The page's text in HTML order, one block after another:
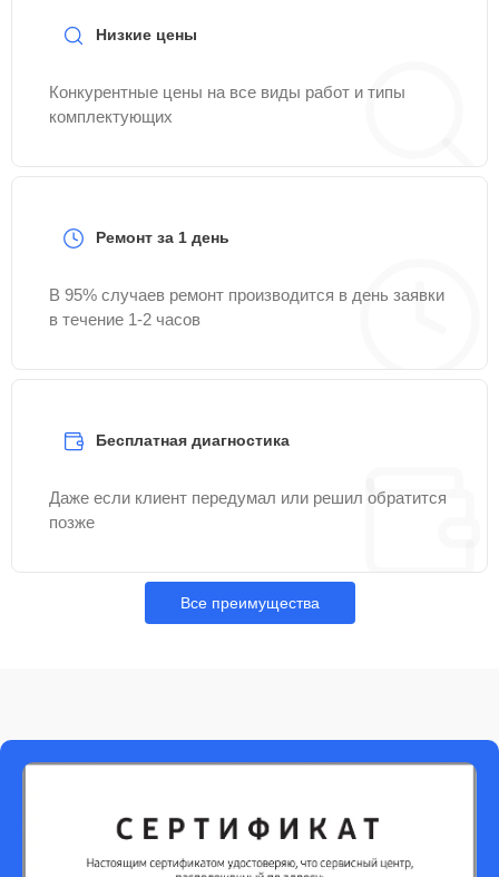
Низкие цены
Конкурентные цены на все виды работ и типы
комплектующих
Ремонт за 1 день
В 95% случаев ремонт производится в день заявки
в течение 1-2 часов
Бесплатная диагностика
Даже если клиент передумал или решил обратится
позже
Все преимущества